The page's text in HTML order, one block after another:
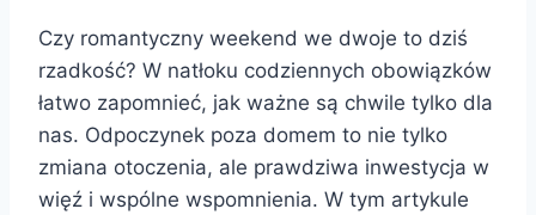
Czy romantyczny weekend we dwoje to dziś
rzadkość? W natłoku codziennych obowiązków
łatwo zapomnieć, jak ważne są chwile tylko dla
nas. Odpoczynek poza domem to nie tylko
zmiana otoczenia, ale prawdziwa inwestycja w
więź i wspólne wspomnienia. W tym artykule